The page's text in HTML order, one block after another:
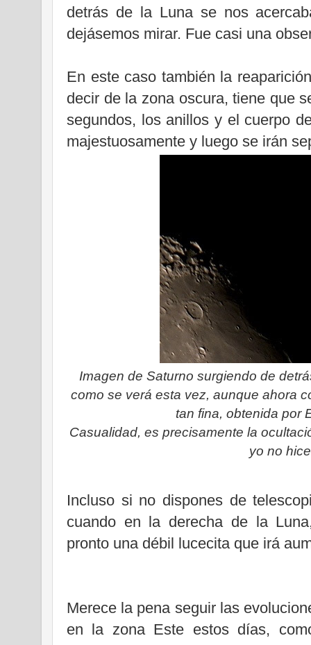
detrás de la Luna se nos
dejásemos mirar. Fue casi una
En este caso también la
decir de la zona oscura, tiene que
segundos, los anillos y el cuerpo
majestuosamente y luego se irán
Imagen de Saturno surgiendo de
como se verá esta vez, aunque ahora
tan fina, obtenida por
Casualidad, es precisamente la
yo no
Incluso si no dispones de
cuando en la derecha de la
pronto una débil lucecita que irá
Merece la pena seguir las
en la zona Este estos días,